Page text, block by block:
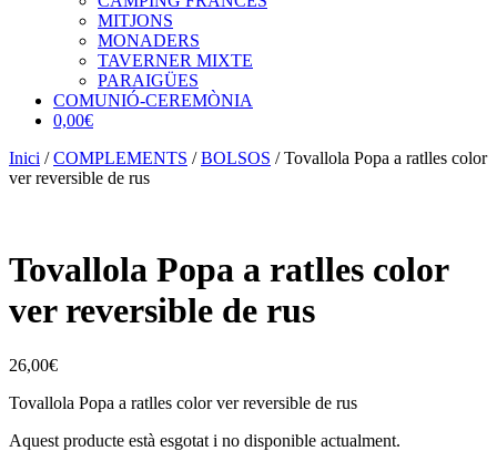
MITJONS
MONADERS
TAVERNER MIXTE
PARAIGÜES
COMUNIÓ-CEREMÒNIA
0,00€
Inici /COMPLEMENTS /BOLSOS / Tovallola Popa a ratlles color
ver reversible de rus
Tovallola Popa a ratlles color
ver reversible de rus
26,00€
Tovallola Popa a ratlles color ver reversible de rus
Aquest producte està esgotat i no disponible actualment.